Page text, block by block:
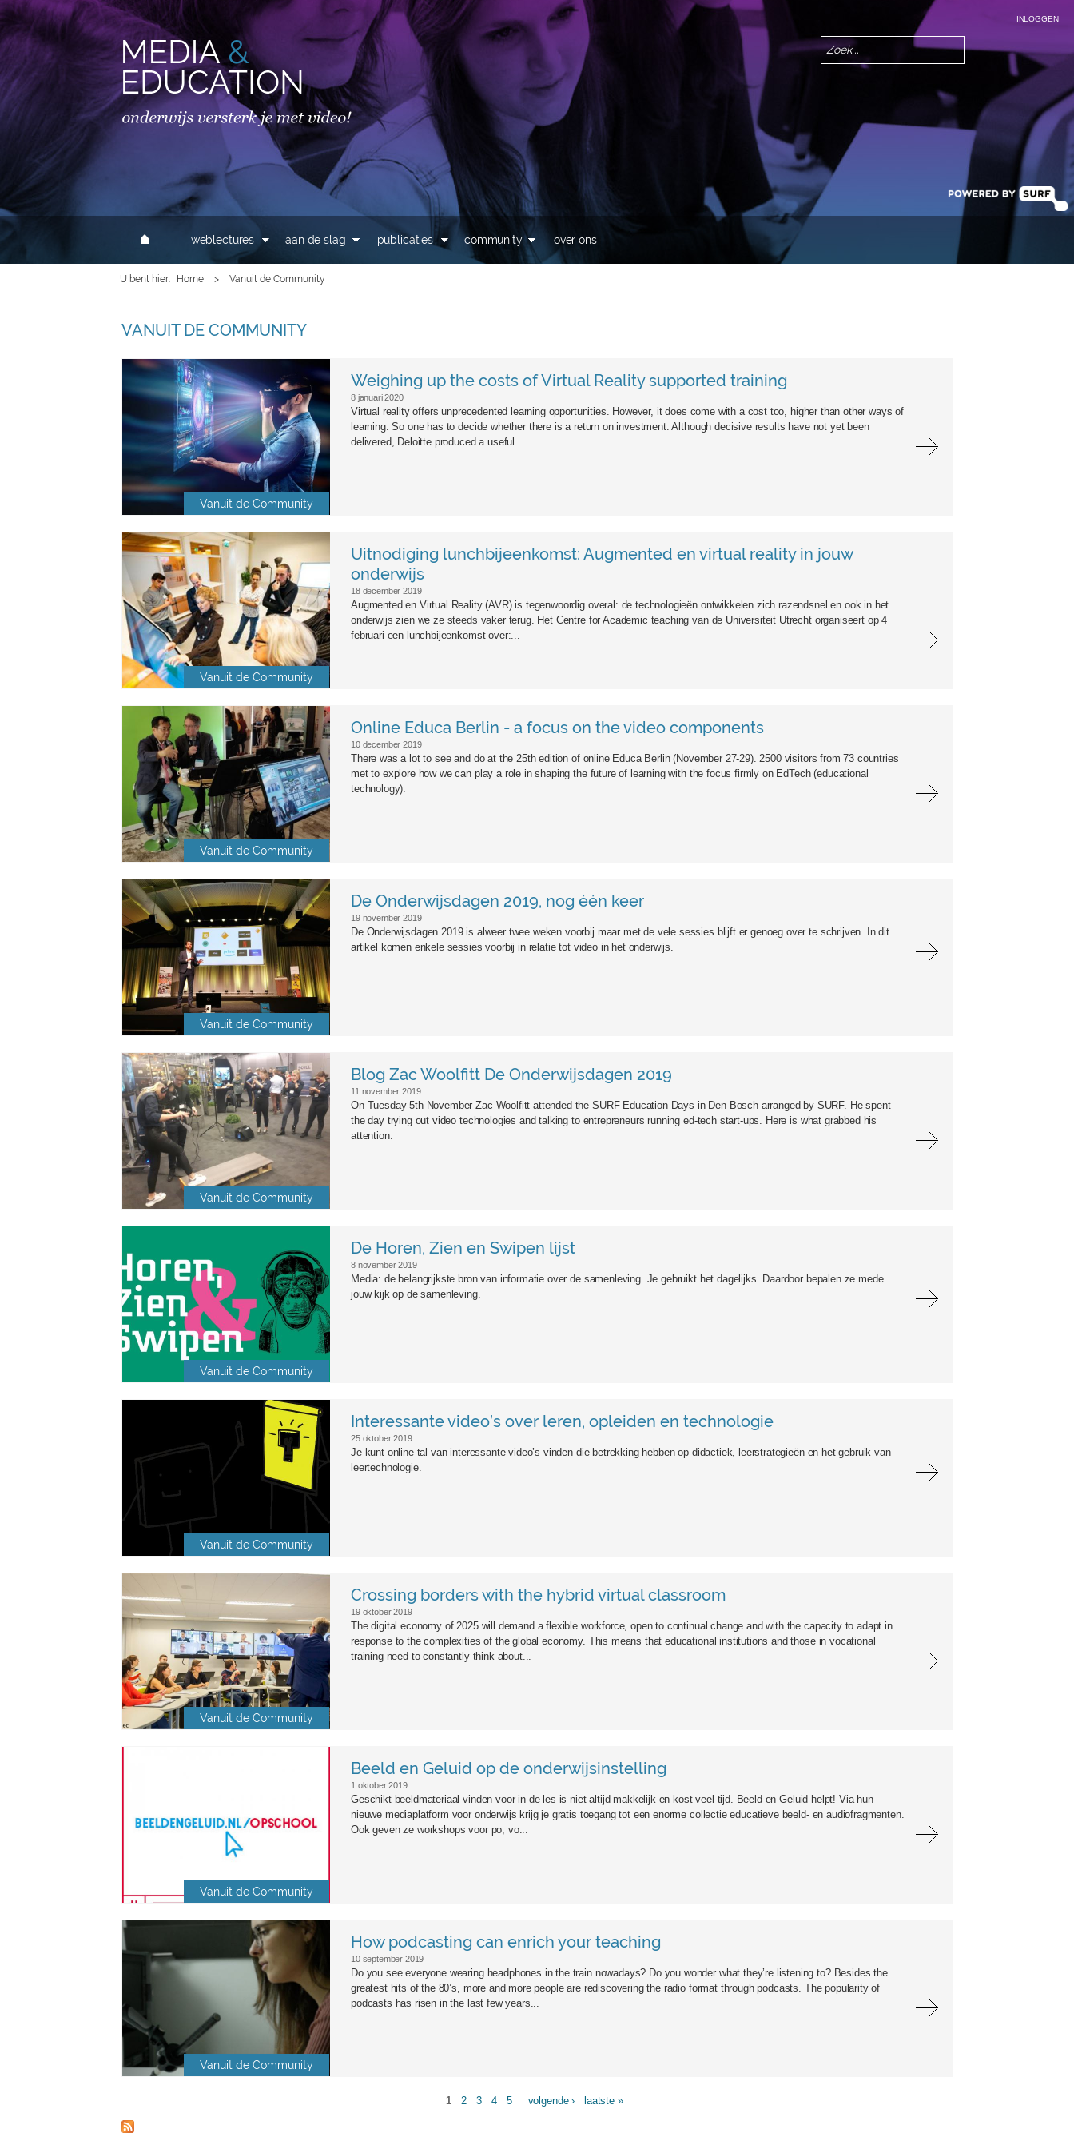
Overslaan en naar de
inhoud gaan
weblectures aan de slag publicaties community over ons
Zoekveld
Zoeken
INLOGGEN
U bent hier Home > Vanuit de Community
VANUIT DE COMMUNITY
bigstock-portrait-of-a-man-with-glasses-302775646-900x500.jpg
Vanuit de Community
Weighing up the costs of Virtual Reality supported training
8 januari 2020
Virtual reality offers unprecedented learning opportunities. However, it does come with a cost too, higher than other ways of
learning. So one has to decide whether there is a return on investment. Although decisive results have not yet been
delivered, Deloitte produced a useful...
ttl_herfstfestival_2018_11_30_093_web00.jpg
Vanuit de Community
Uitnodiging lunchbijeenkomst: Augmented en virtual reality in jouw
onderwijs
18 december 2019
Augmented en Virtual Reality (AVR) is tegenwoordig overal: de technologieën ontwikkelen zich razendsnel en ook in het
onderwijs zien we ze steeds vaker terug. Het Centre for Academic teaching van de Universiteit Utrecht organiseert op 4
februari een lunchbijeenkomst over:...
oeb.jpg
Vanuit de Community
Online Educa Berlin - a focus on the video components
10 december 2019
There was a lot to see and do at the 25th edition of online Educa Berlin (November 27-29). 2500 visitors from 73 countries
met to explore how we can play a role in shaping the future of learning with the focus firmly on EdTech (educational
technology).
martijn_van_dam.jpg
Vanuit de Community
De Onderwijsdagen 2019, nog één keer
19 november 2019
De Onderwijsdagen 2019 is alweer twee weken voorbij maar met de vele sessies blijft er genoeg over te schrijven. In dit
artikel komen enkele sessies voorbij in relatie tot video in het onderwijs.
de_onderwijsdagen.jpg
Vanuit de Community
Blog Zac Woolfitt De Onderwijsdagen 2019
11 november 2019
On Tuesday 5th November Zac Woolfitt attended the SURF Education Days in Den Bosch arranged by SURF. He spent
the day trying out video technologies and talking to entrepreneurs running ed-tech start-ups. Here is what grabbed his
attention.
Vanuit de Community
De Horen, Zien en Swipen lijst
8 november 2019
Media: de belangrijkste bron van informatie over de samenleving. Je gebruikt het dagelijks. Daardoor bepalen ze mede
jouw kijk op de samenleving.
learning_1570759679.png
Vanuit de Community
Interessante video’s over leren, opleiden en technologie
25 oktober 2019
Je kunt online tal van interessante video’s vinden die betrekking hebben op didactiek, leerstrategieën en het gebruik van
leertechnologie.
hybrid-1_good-1024x683.jpg
Vanuit de Community
Crossing borders with the hybrid virtual classroom
19 oktober 2019
The digital economy of 2025 will demand a flexible workforce, open to continual change and with the capacity to adapt in
response to the complexities of the global economy. This means that educational institutions and those in vocational
training need to constantly think about...
Vanuit de Community
Beeld en Geluid op de onderwijsinstelling
1 oktober 2019
Geschikt beeldmateriaal vinden voor in de les is niet altijd makkelijk en kost veel tijd. Beeld en Geluid helpt! Via hun
nieuwe mediaplatform voor onderwijs krijg je gratis toegang tot een enorme collectie educatieve beeld- en audiofragmenten.
Ook geven ze workshops voor po, vo...
podcasts.jpg
Vanuit de Community
How podcasting can enrich your teaching
10 september 2019
Do you see everyone wearing headphones in the train nowadays? Do you wonder what they’re listening to? Besides the
greatest hits of the 80’s, more and more people are rediscovering the radio format through podcasts. The popularity of
podcasts has risen in the last few years...
1 2 3 4 5 volgende › laatste »